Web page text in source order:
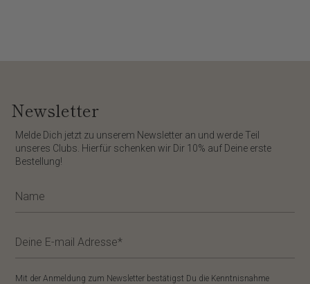
Newsletter
​Melde Dich jetzt zu unserem Newsletter an und werde Teil
unseres Clubs. Hierfür schenken wir Dir 10% auf Deine erste
Bestellung!
Mit der Anmeldung zum Newsletter bestätigst Du die Kenntnisnahme